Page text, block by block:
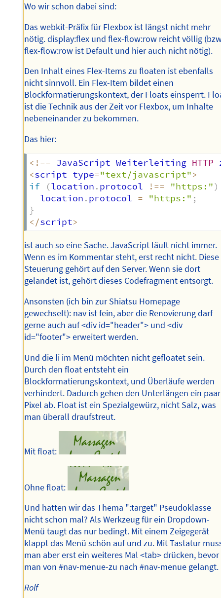
Wo wir schon dabei sind:
Das webkit-Präfix für Flexbox ist längst nicht mehr
nötig. display:flex und flex-flow:row reicht völlig
flex-flow:row ist Default und hier auch nicht nötig).
Den Inhalt eines Flex-Items zu floaten ist ebenfalls
nicht sinnvoll. Ein Flex-Item bildet einen
Blockformatierungskontext, der Floats einsperrt.
ist die Technik aus der Zeit vor Flexbox, um Inhalte
nebeneinander zu bekommen.
Das hier:
< ! -- JavaScript Weiterleiting HTTP
<script type="text/javascript">
if
(location . protocol !== "https:")
  location
. protocol = "https:" ;
}
< /script>
ist auch so eine Sache. JavaScript läuft nicht immer.
Wenn es im Kommentar steht, erst recht nicht. Diese
Steuerung gehört auf den Server. Wenn sie dort
gelandet ist, gehört dieses Codefragment entsorgt.
Ansonsten (ich bin zur Shiatsu Homepage
gewechselt): nav ist fein, aber die Renovierung darf
gerne auch auf <div id="header"> und <div
id="footer"> erweitert werden.
Und die li im Menü möchten nicht gefloatet sein.
Durch den float entsteht ein
Blockformatierungskontext, und Überläufe werden
verhindert. Dadurch gehen den Unterlängen ein paar
Pixel ab. Float ist ein Spezialgewürz, nicht Salz, was
man überall draufstreut.
Mit float:
Ohne float:
Und hatten wir das Thema ":target" Pseudoklasse
nicht schon mal? Als Werkzeug für ein Dropdown-
Menü taugt das nur bedingt. Mit einem Zeigegerät
klappt das Menü schön auf und zu. Mit Tastatur
man aber erst ein weiteres Mal <tab> drücken, bevor
man von #nav-menue-zu nach #nav-menue gelangt.
Rolf